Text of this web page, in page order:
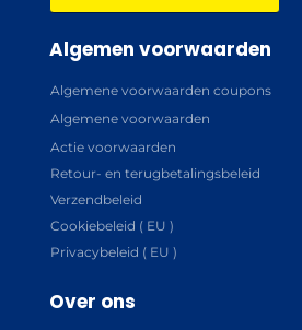
Algemen voorwaarden
Algemene voorwaarden coupons
Algemene voorwaarden
Actie voorwaarden
Retour- en terugbetalingsbeleid
Verzendbeleid
Cookiebeleid ( EU )
Privacybeleid ( EU )
Over ons